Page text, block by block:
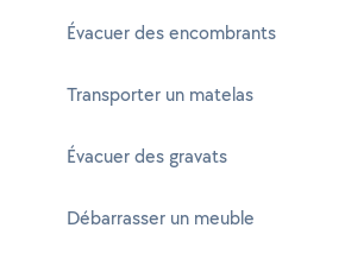
Évacuer des encombrants
Transporter un matelas
Évacuer des gravats
Débarrasser un meuble